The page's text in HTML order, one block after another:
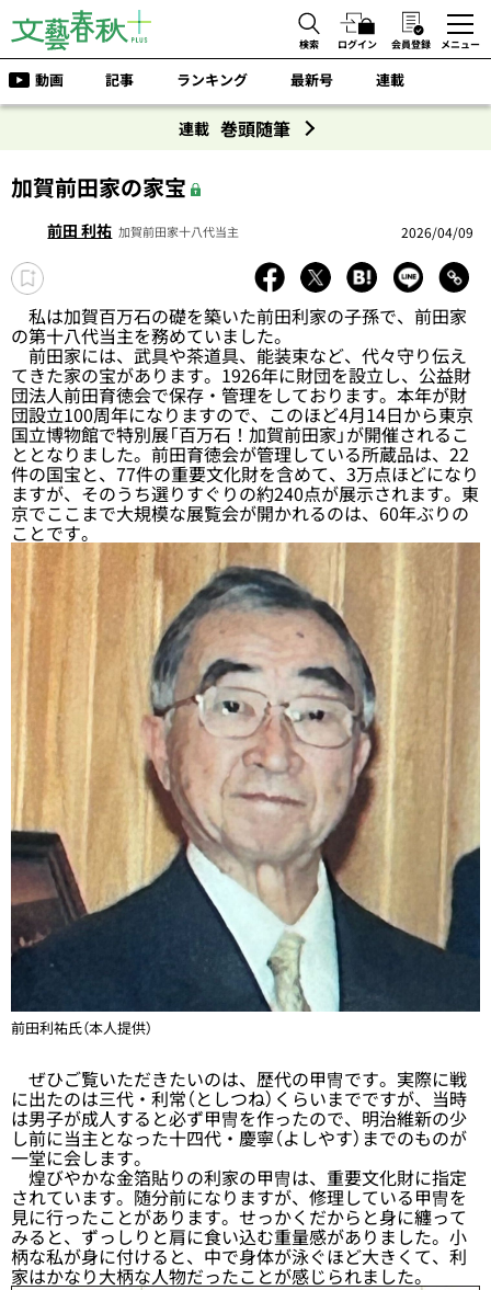
検索 ログイン 会員登録 メニュー
動画 記事 ランキング 最新号 連載
連載 巻頭随筆
加賀前田家の家宝
前田 利祐 加賀前田家十八代当主 2026/04/09
私は加賀百万石の礎を築いた前田利家の子孫で、前田家
の第十八代当主を務めていました。
前田家には、武具や茶道具、能装束など、代々守り伝え
てきた家の宝があります。1926年に財団を設立し、公益財
団法人前田育徳会で保存・管理をしております。本年が財
団設立100周年になりますので、このほど4月14日から東京
国立博物館で特別展「百万石！加賀前田家」が開催されるこ
ととなりました。前田育徳会が管理している所蔵品は、22
件の国宝と、77件の重要文化財を含めて、3万点ほどになり
ますが、そのうち選りすぐりの約240点が展示されます。東
京でここまで大規模な展覧会が開かれるのは、60年ぶりの
ことです。
前田利祐氏（本人提供）
ぜひご覧いただきたいのは、歴代の甲冑です。実際に戦
に出たのは三代・利常（としつね）くらいまでですが、当時
は男子が成人すると必ず甲冑を作ったので、明治維新の少
し前に当主となった十四代・慶寧（よしやす）までのものが
一堂に会します。
煌びやかな金箔貼りの利家の甲冑は、重要文化財に指定
されています。随分前になりますが、修理している甲冑を
見に行ったことがあります。せっかくだからと身に纏って
みると、ずっしりと肩に食い込む重量感がありました。小
柄な私が身に付けると、中で身体が泳ぐほど大きくて、利
家はかなり大柄な人物だったことが感じられました。